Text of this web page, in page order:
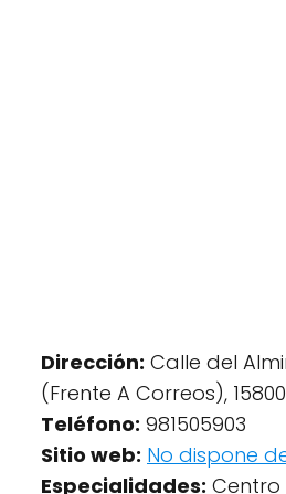
Dirección: Calle del
(Frente A Correos),
Teléfono: 981505903
Sitio web: No dispone
Especialidades: Centro